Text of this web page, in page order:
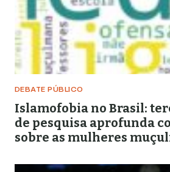
DEBATE PÚBLICO
Islamofobia no Brasil:
de pesquisa aprofunda
sobre as mulheres